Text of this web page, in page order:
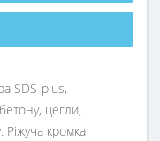
SDS-plus,
цегли,
Ріжуча кромка